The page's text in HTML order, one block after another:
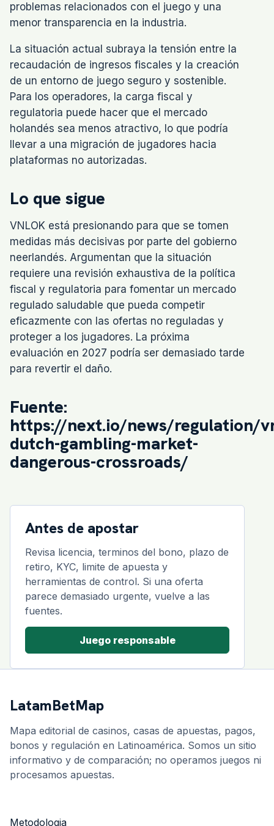
problemas relacionados con el juego y una
menor transparencia en la industria.
La situación actual subraya la tensión entre la
recaudación de ingresos fiscales y la creación
de un entorno de juego seguro y sostenible.
Para los operadores, la carga fiscal y
regulatoria puede hacer que el mercado
holandés sea menos atractivo, lo que podría
llevar a una migración de jugadores hacia
plataformas no autorizadas.
Lo que sigue
VNLOK está presionando para que se tomen
medidas más decisivas por parte del gobierno
neerlandés. Argumentan que la situación
requiere una revisión exhaustiva de la política
fiscal y regulatoria para fomentar un mercado
regulado saludable que pueda competir
eficazmente con las ofertas no reguladas y
proteger a los jugadores. La próxima
evaluación en 2027 podría ser demasiado tarde
para revertir el daño.
Fuente:
https://next.io/news/regulation/
dutch-gambling-market-
dangerous-crossroads/
Antes de apostar
Revisa licencia, terminos del bono, plazo de
retiro, KYC, limite de apuesta y
herramientas de control. Si una oferta
parece demasiado urgente, vuelve a las
fuentes.
Juego responsable
LatamBetMap
Mapa editorial de casinos, casas de apuestas, pagos,
bonos y regulación en Latinoamérica. Somos un sitio
informativo y de comparación; no operamos juegos ni
procesamos apuestas.
Metodologia